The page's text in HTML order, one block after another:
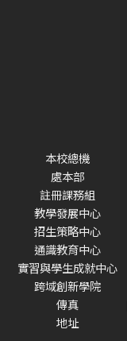
本校總機
處本部
註冊課務組
教學發展中心
招生策略中心
通識教育中心
實習與學生成就中心
跨域創新學院
傳真
地址